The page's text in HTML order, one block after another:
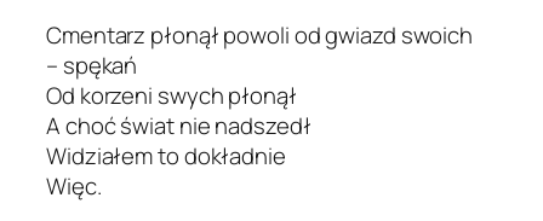
Cmentarz płonął powoli od gwiazd swoich
– spękań
Od korzeni swych płonął
A choć świat nie nadszedł
Widziałem to dokładnie
Więc.